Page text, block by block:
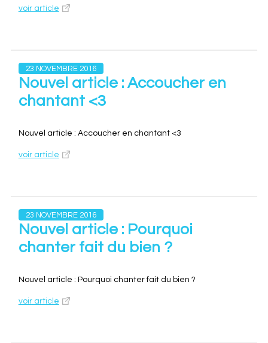
voir article
23 NOVEMBRE 2016
Nouvel article : Accoucher en
chantant <3
Nouvel article : Accoucher en chantant <3
voir article
23 NOVEMBRE 2016
Nouvel article : Pourquoi
chanter fait du bien ?
Nouvel article : Pourquoi chanter fait du bien ?
voir article